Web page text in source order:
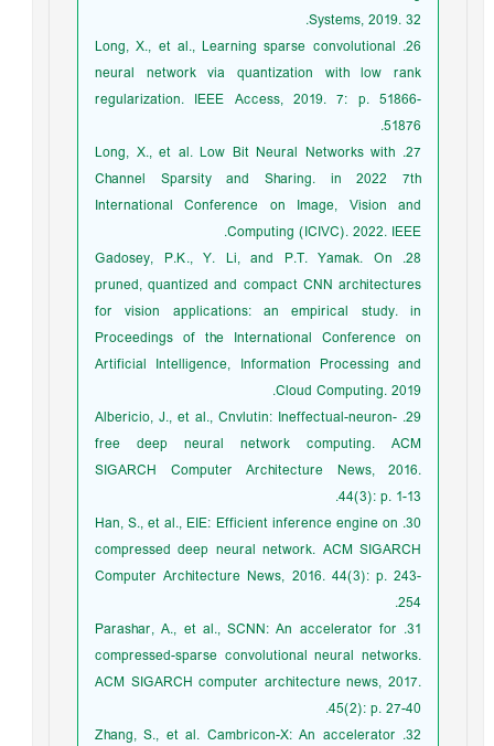
Systems, 2019. 32.
26. Long, X., et al., Learning sparse convolutional
neural network via quantization with low rank
regularization. IEEE Access, 2019. 7: p. 51866-
51876.
27. Long, X., et al. Low Bit Neural Networks with
Channel Sparsity and Sharing. in 2022 7th
International Conference on Image, Vision and
Computing (ICIVC). 2022. IEEE.
28. Gadosey, P.K., Y. Li, and P.T. Yamak. On
pruned, quantized and compact CNN architectures
for vision applications: an empirical study. in
Proceedings of the International Conference on
Artificial Intelligence, Information Processing and
Cloud Computing. 2019.
29. Albericio, J., et al., Cnvlutin: Ineffectual-neuron-
free deep neural network computing. ACM
SIGARCH Computer Architecture News, 2016.
44(3): p. 1-13.
30. Han, S., et al., EIE: Efficient inference engine on
compressed deep neural network. ACM SIGARCH
Computer Architecture News, 2016. 44(3): p. 243-
254.
31. Parashar, A., et al., SCNN: An accelerator for
compressed-sparse convolutional neural networks.
ACM SIGARCH computer architecture news, 2017.
45(2): p. 27-40.
32. Zhang, S., et al. Cambricon-X: An accelerator